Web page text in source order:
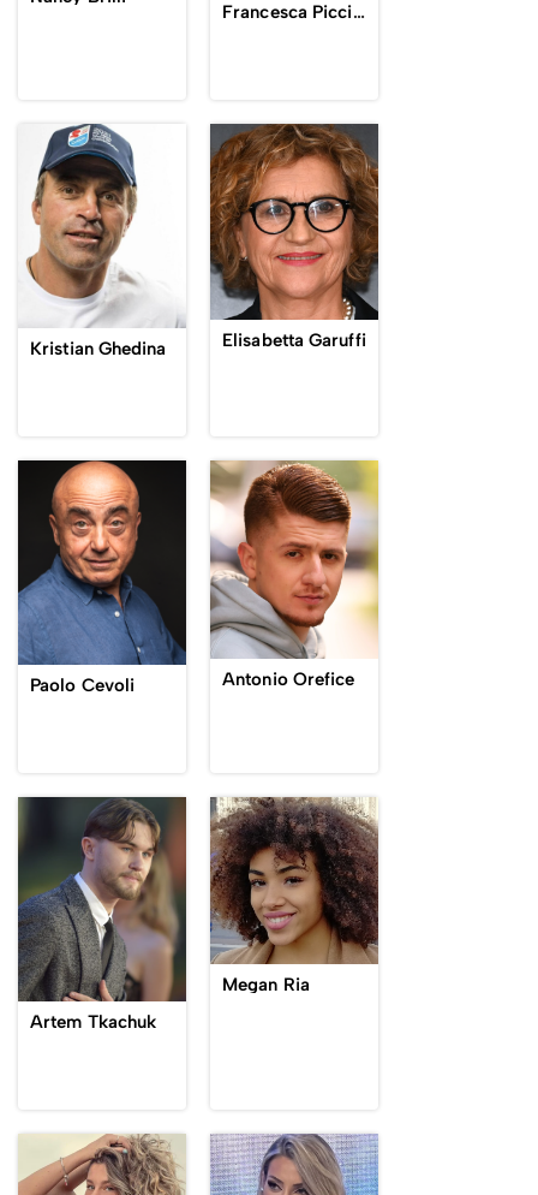
Francesca Piccinini
Kristian Ghedina Elisabetta Garuffi
Paolo Cevoli Antonio Orefice
Artem Tkachuk
Megan Ria